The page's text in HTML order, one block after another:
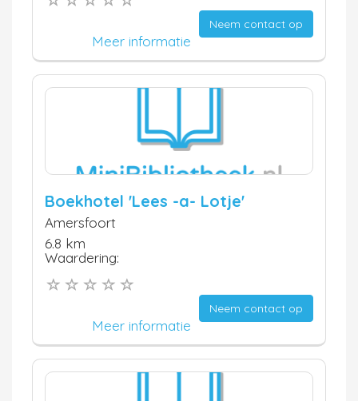
Neem contact op
Meer informatie
Boekhotel 'Lees -a- Lotje'
Amersfoort
6.8 km
Waardering:
Neem contact op
Meer informatie